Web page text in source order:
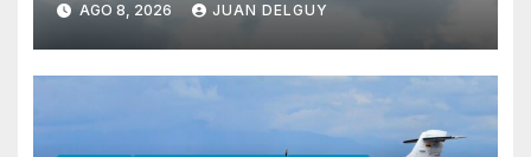
AGO 8, 2026 JUAN DELGUY